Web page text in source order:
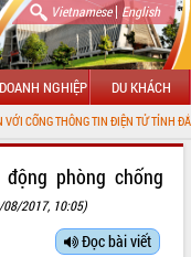
Vietnamese| English
DOANH NGHIỆP DU KHÁCH
TIN ĐIỆN TỬ TỈNH ĐẮK LẮK
phòng chống
08/2017, 10:05)
Đọc bài viết